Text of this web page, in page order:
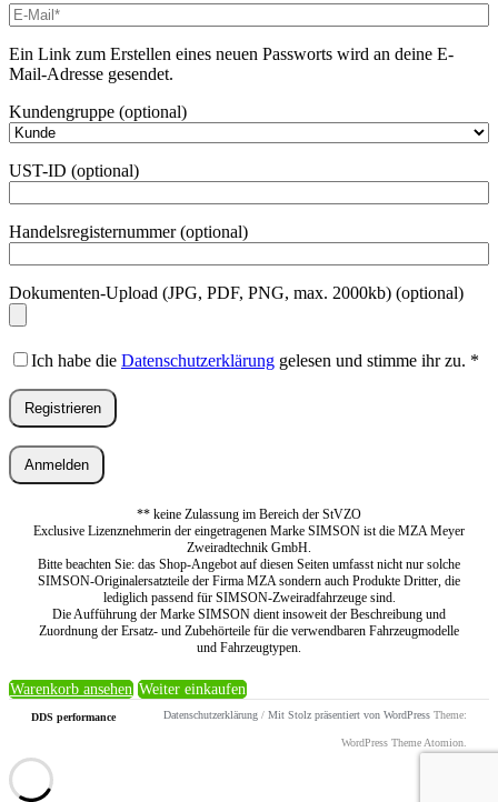
E-
Mail-
Adresse*
Erforderlich
Ein Link zum Erstellen eines neuen Passworts wird an deine E-
Mail-Adresse gesendet.
Kundengruppe (optional)
UST-ID (optional)
Handelsregisternummer(optional)
Dokumenten-Upload (JPG, PDF, PNG, max. 2000kb) (optional)
Ich habe die Datenschutzerklärung gelesen und stimme ihr zu. *
Registrieren
Anmelden
** keine Zulassung im Bereich der StVZO
Exclusive Lizenznehmerin der eingetragenen Marke SIMSON ist die MZA Meyer
Zweiradtechnik GmbH.
Bitte beachten Sie: das Shop-Angebot auf diesen Seiten umfasst nicht nur solche
SIMSON-Originalersatzteile der Firma MZA sondern auch Produkte Dritter, die
lediglich passend für SIMSON-Zweiradfahrzeuge sind.
Die Aufführung der Marke SIMSON dient insoweit der Beschreibung und
Zuordnung der Ersatz- und Zubehörteile für die verwendbaren Fahrzeugmodelle
und Fahrzeugtypen.
Warenkorb ansehen Weiter einkaufen
DDS performance Datenschutzerklärung / Mit Stolz präsentiert von WordPress Theme:
WordPress Theme Atomion.